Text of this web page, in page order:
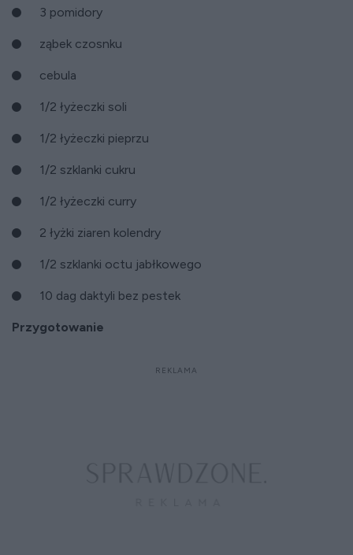
3 pomidory
ząbek czosnku
cebula
1/2 łyżeczki soli
1/2 łyżeczki pieprzu
1/2 szklanki cukru
1/2 łyżeczki curry
2 łyżki ziaren kolendry
1/2 szklanki octu jabłkowego
10 dag daktyli bez pestek
Przygotowanie